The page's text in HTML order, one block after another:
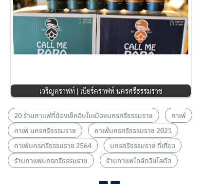
เจริญคราฟท์ | เบียร์คราฟท์ นครศรีธรรมราช
20 ร้านกาแฟที่ต้องเช็คอินในเมืองนครศรีธรรมราช
คาเฟ่
คาเฟ่ นครศรีธรรมราช
คาเฟ่นครศรีธรรมราช 2021
คาเฟ่นครศรีธรรมราช 2564
นครศรีธรรมราช ที่เที่ยว
ร้านกาแฟนครศรีธรรมราช
ร้านกาแฟใกล้ทวินโลตัส